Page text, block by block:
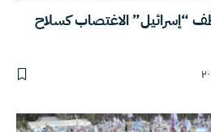
“إسرائيل” الاغتصاب كسلاح